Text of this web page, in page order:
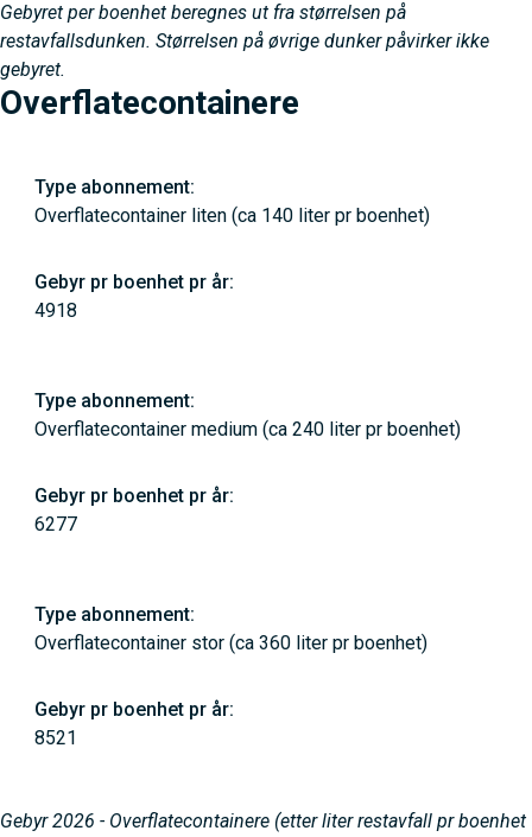
Gebyret per boenhet beregnes ut fra størrelsen på
restavfallsdunken. Størrelsen på øvrige dunker påvirker ikke
gebyret.
Overflatecontainere
Gebyr 2026 - Overflatecontainere (etter liter restavfall pr boenhet
Overflatecontainer liten (ca 140 liter pr boenhet)
4918
Overflatecontainer medium (ca 240 liter pr boenhet)
6277
Overflatecontainer stor (ca 360 liter pr boenhet)
8521